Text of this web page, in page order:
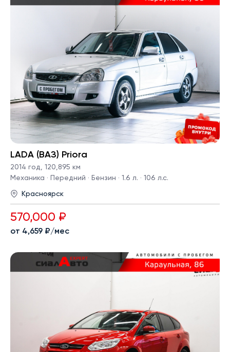
LADA (ВАЗ) Priora
2014 год
120,895 км
Механика · Передний · Бензин · 1.6 л. · 106 л.с.
Красноярск
570,000 ₽
от 4,659 ₽/мес